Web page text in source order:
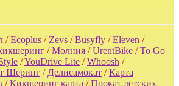
/Ecoplus/ Zevs/Busyfly/Eleven /
/Молния/UrentBike/To Go
/YouDrive Lite/Whoosh /
Шеринг/ Делисамокат/Карта
/Кикшеринг карта /Прокат детских